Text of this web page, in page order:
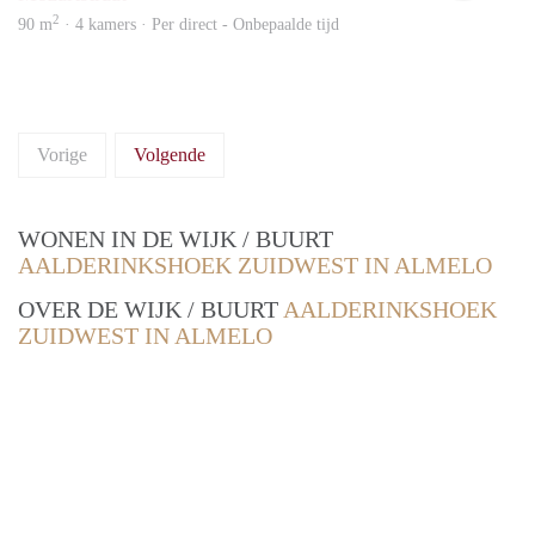
90 m2 · 4 kamers · Per direct - Onbepaalde tijd
Vorige Volgende
WONEN IN DE WIJK / BUURT
AALDERINKSHOEK ZUIDWEST IN ALMELO
OVER DE WIJK / BUURT AALDERINKSHOEK
ZUIDWEST IN ALMELO